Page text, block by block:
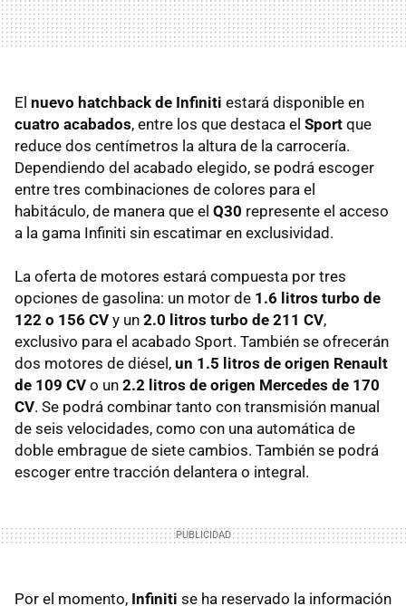
El nuevo hatchback de Infiniti estará disponible en
cuatro acabados, entre los que destaca el Sport que
reduce dos centímetros la altura de la carrocería.
Dependiendo del acabado elegido, se podrá escoger
entre tres combinaciones de colores para el
habitáculo, de manera que el Q30 represente el acceso
a la gama Infiniti sin escatimar en exclusividad.
La oferta de motores estará compuesta por tres
opciones de gasolina: un motor de 1.6 litros turbo de
122 o 156 CV y un 2.0 litros turbo de 211 CV,
exclusivo para el acabado Sport. También se ofrecerán
dos motores de diésel, un 1.5 litros de origen Renault
de 109 CV o un 2.2 litros de origen Mercedes de 170
CV. Se podrá combinar tanto con transmisión manual
de seis velocidades, como con una automática de
doble embrague de siete cambios. También se podrá
escoger entre tracción delantera o integral.
Por el momento, Infiniti se ha reservado la información